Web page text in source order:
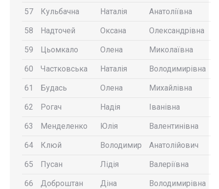
57 Кульбачна Наталія Анатоліївна
58 Надточей Оксана Олександрівна
59 Цьомкало Олена Миколаївна
60 Частковська Наталія Володимирівна
61 Будась Олена Михайлівна
62 Рогач Надія Іванівна
63 Менделенко Юлія Валентинівна
64 Клюй Володимир Анатолійович
65 Пусан Лідія Валеріївна
66 Доброштан Діна Володимирівна